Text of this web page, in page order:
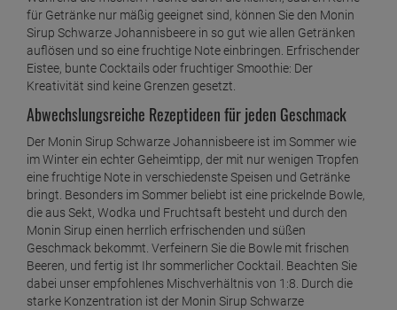
ab3,49€
1 Liter = 13,96 €
Monin Sirup Weiße Schokolade 250 ml
ab3,69€
1 Liter =14, 76 €
für Getränke nur mäßig geeignet sind, können Sie den Monin
Sirup Schwarze Johannisbeere in so gut wie allen Getränken
auflösen und so eine fruchtige Note einbringen. Erfrischender
Eistee, bunte Cocktails oder fruchtiger Smoothie: Der
Kreativität sind keine Grenzen gesetzt.
Abwechslungsreiche Rezeptideen für jeden Geschmack
Der Monin Sirup Schwarze Johannisbeere ist im Sommer wie
im Winter ein echter Geheimtipp, der mit nur wenigen Tropfen
eine fruchtige Note in verschiedenste Speisen und Getränke
bringt. Besonders im Sommer beliebt ist eine prickelnde Bowle,
die aus Sekt, Wodka und Fruchtsaft besteht und durch den
Monin Sirup einen herrlich erfrischenden und süßen
Geschmack bekommt. Verfeinern Sie die Bowle mit frischen
Beeren, und fertig ist Ihr sommerlicher Cocktail. Beachten Sie
dabei unser empfohlenes Mischverhältnis von 1:8. Durch die
starke Konzentration ist der Monin Sirup Schwarze